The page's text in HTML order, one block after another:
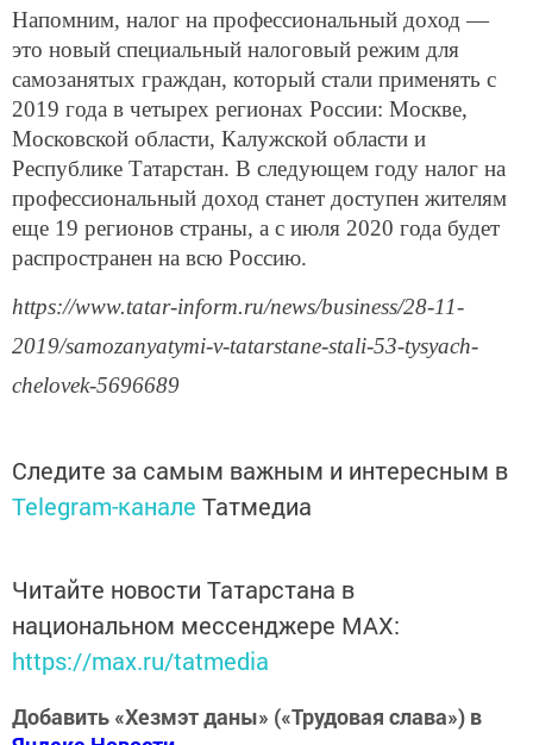
Напомним, налог на профессиональный доход —
это новый специальный налоговый режим для
самозанятых граждан, который стали применять с
2019 года в четырех регионах России: Москве,
Московской области, Калужской области и
Республике Татарстан. В следующем году налог на
профессиональный доход станет доступен жителям
еще 19 регионов страны, а с июля 2020 года будет
распространен на всю Россию.
https://www.tatar-inform.ru/news/business/28-11-
2019/samozanyatymi-v-tatarstane-stali-53-tysyach-
chelovek-5696689
Следите за самым важным и интересным в
Telegram-канале Татмедиа
Читайте новости Татарстана в
национальном мессенджере MАХ:
https://max.ru/tatmedia
Добавить «Хезмэт даны» («Трудовая слава») в